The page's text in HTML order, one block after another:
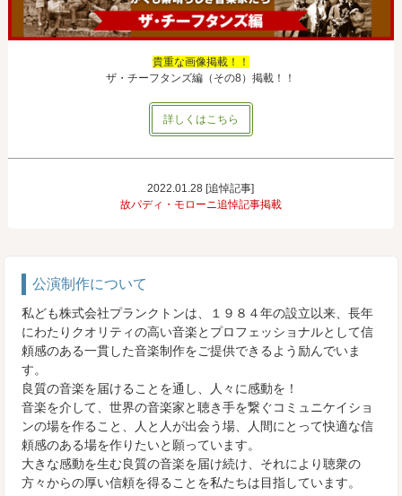
貴重な画像掲載！！
ザ・チーフタンズ編（その8）掲載！！
詳しくはこちら
2022.01.28 [追悼記事]
故パディ・モローニ追悼記事掲載
公演制作について
私ども株式会社プランクトンは、１９８４年の設立以来、長年
にわたりクオリティの高い音楽とプロフェッショナルとして信
頼感のある一貫した音楽制作をご提供できるよう励んでいま
す。
良質の音楽を届けることを通し、人々に感動を！
音楽を介して、世界の音楽家と聴き手を繋ぐコミュニケイショ
ンの場を作ること、人と人が出会う場、人間にとって快適な信
頼感のある場を作りたいと願っています。
大きな感動を生む良質の音楽を届け続け、それにより聴衆の
方々からの厚い信頼を得ることを私たちは目指しています。